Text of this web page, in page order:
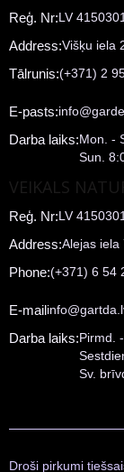
Reģ. Nr:LV
Address:Višķu iela
Tālrunis:(+371) 2
E-pasts:
Darba laiks:Mon. -
Sun.
VEIKALS
Reģ. Nr:LV
Address:Alejas iela
Phone:(+371) 6 54
E-mail
Darba laiks:Pirmd.
Sv.
Droši pirkumi